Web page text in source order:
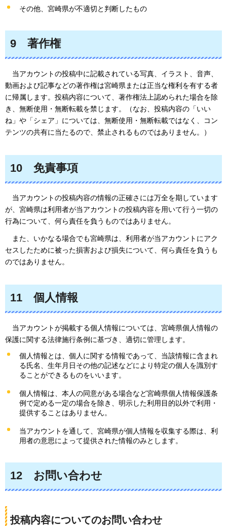
その他、宮崎県が不適切と判断したもの
9 著作権
当アカウントの投稿中に記載されている写真、イラスト、音声、
動画および記事などの著作権は宮崎県または正当な権利を有する者
に帰属します。投稿内容について、著作権法上認められた場合を除
き、無断使用・無断転載を禁じます。（なお、投稿内容の「いい
ね」や「シェア」については、無断使用・無断転載ではなく、コン
テンツの共有に当たるので、禁止されるものではありません。）
10 免責事項
当アカウントの投稿内容の情報の正確さには万全を期しています
が、宮崎県は利用者が当アカウントの投稿内容を用いて行う一切の
行為について、何ら責任を負うものではありません。
また、いかなる場合でも宮崎県は、利用者が当アカウントにアク
セスしたために被った損害および損失について、何ら責任を負うも
のではありません。
11 個人情報
当アカウントが掲載する個人情報については、宮崎県個人情報の
保護に関する法律施行条例に基づき、適切に管理します。
個人情報とは、個人に関する情報であって、当該情報に含まれ
る氏名、生年月日その他の記述などにより特定の個人を識別す
ることができるものをいいます。
個人情報は、本人の同意がある場合など宮崎県個人情報保護条
例で定める一定の場合を除き、明示した利用目的以外で利用・
提供することはありません。
当アカウントを通して、宮崎県が個人情報を収集する際は、利
用者の意思によって提供された情報のみとします。
12 お問い合わせ
投稿内容についてのお問い合わせ